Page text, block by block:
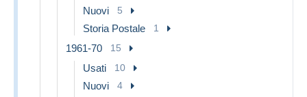
Nuovi 5
Storia Postale 1
1961-70 15
Usati 10
Nuovi 4